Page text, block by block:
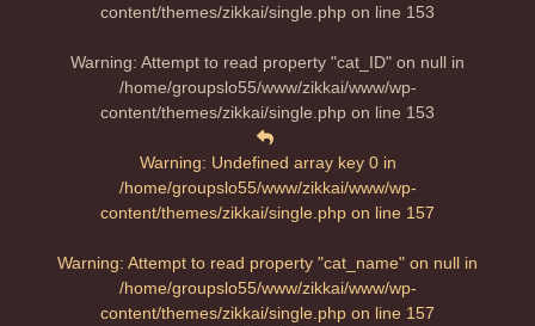
content/themes/zikkai/single.php on line 153
Warning: Attempt to read property "cat_ID" on null in
/home/groupslo55/www/zikkai/www/wp-
content/themes/zikkai/single.php on line 153
Warning: Undefined array key 0 in
/home/groupslo55/www/zikkai/www/wp-
content/themes/zikkai/single.php on line 157
Warning: Attempt to read property "cat_name" on null in
/home/groupslo55/www/zikkai/www/wp-
content/themes/zikkai/single.php on line 157